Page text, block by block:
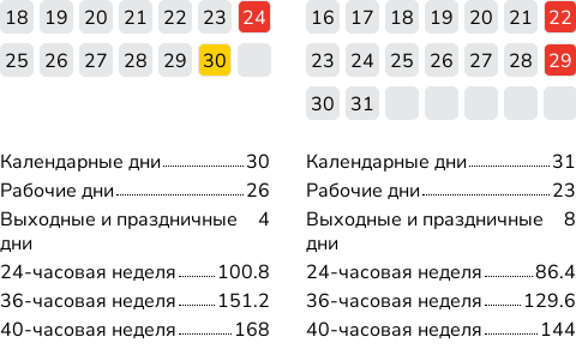
18
19 20 21 22 23
24
25
26 27 28 29 30
Календарные дни
30
Рабочие дни
26
Выходные и праздничные
дни
4
24-часовая неделя
100.8
36-часовая неделя
151.2
40-часовая неделя
168
16
17 18 19 20 21
22
23
24 25 26 27 28
29
30
31
Календарные дни
31
Рабочие дни
23
Выходные и праздничные
дни
8
24-часовая неделя
86.4
36-часовая неделя
129.6
40-часовая неделя
144